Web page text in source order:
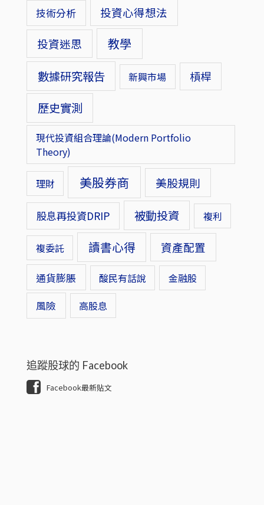
技術分析
投資心得想法
投資迷思
教學
數據研究報告 新興市場 槓桿
歷史實測
現代投資組合理論(Modern Portfolio
Theory)
理財 美股券商 美股規則
股息再投資DRIP 被動投資 複利
複委託 讀書心得 資產配置
通貨膨脹 酸民有話說 金融股
風險 高股息
追蹤股球的 Facebook
Facebook最新貼文